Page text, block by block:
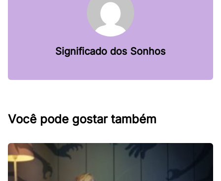
Significado dos Sonhos
Você pode gostar também